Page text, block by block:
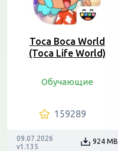
Toca Boca World
(Toca Life World)
Обучающие
159289
09.07.2026
v1.135
924 MB